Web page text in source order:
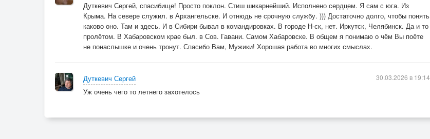
Дуткевич Сергей, спасибище! Просто поклон. Стиш шикарнейший. Исполнено сердцем. Я сам с юга. Из
Крыма. На севере служил. в Архангельске. И отнюдь не срочную службу. ))) Достаточно долго, чтобы понять
каково оно. Там и здесь. И в Сибири бывал в командировках. В городе Н-ск, нет. Иркутск, Челябинск. Да и то
пролётом. В Хабаровском крае был. в Сов. Гавани. Самом Хабаровске. В общем я понимаю о чём Вы поёте
не понаслышке и очень тронут. Спасибо Вам, Мужики! Хорошая работа во многих смыслах.
Дуткевич Сергей
Уж очень чего то летнего захотелось
30.03.2026 в 19:14